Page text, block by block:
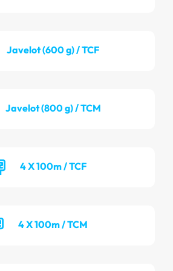
Javelot (600 g) / TCF
Javelot (800 g) / TCM
4 X 100m / TCF
4 X 100m / TCM